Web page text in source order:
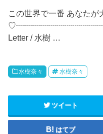
この世界で一番 あなた
Letter / 水樹 …
水樹奈々 水樹奈々
ツイート
はてブ